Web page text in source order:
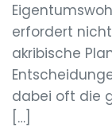
erfordert
akribische
dabei oft die
[…]